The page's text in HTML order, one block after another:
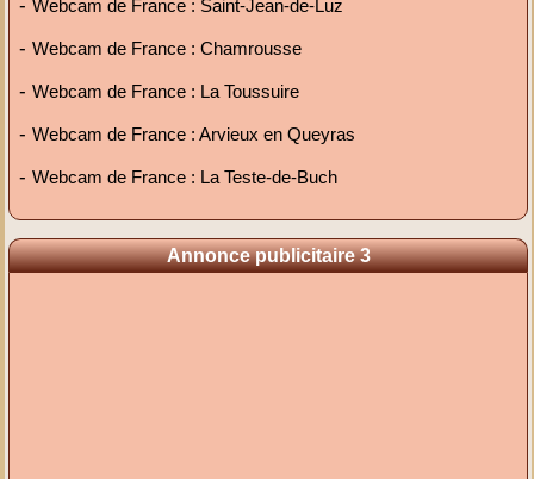
-Webcam de France : Saint-Jean-de-Luz
-Webcam de France : Chamrousse
-Webcam de France : La Toussuire
-Webcam de France : Arvieux en Queyras
-Webcam de France : La Teste-de-Buch
Annonce publicitaire 3